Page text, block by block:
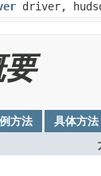
driver,
方法 具体方法